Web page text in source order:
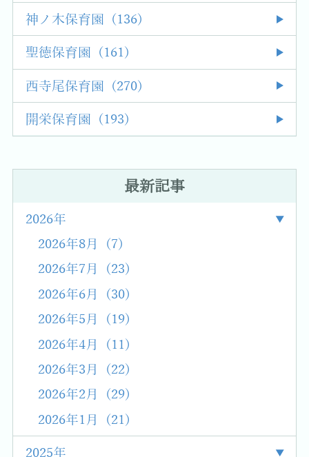
神ノ木保育園 (136)
聖徳保育園 (161)
西寺尾保育園 (270)
開栄保育園 (193)
最新記事
2026年
2026年8月 (7)
2026年7月 (23)
2026年6月 (30)
2026年5月 (19)
2026年4月 (11)
2026年3月 (22)
2026年2月 (29)
2026年1月 (21)
2025年